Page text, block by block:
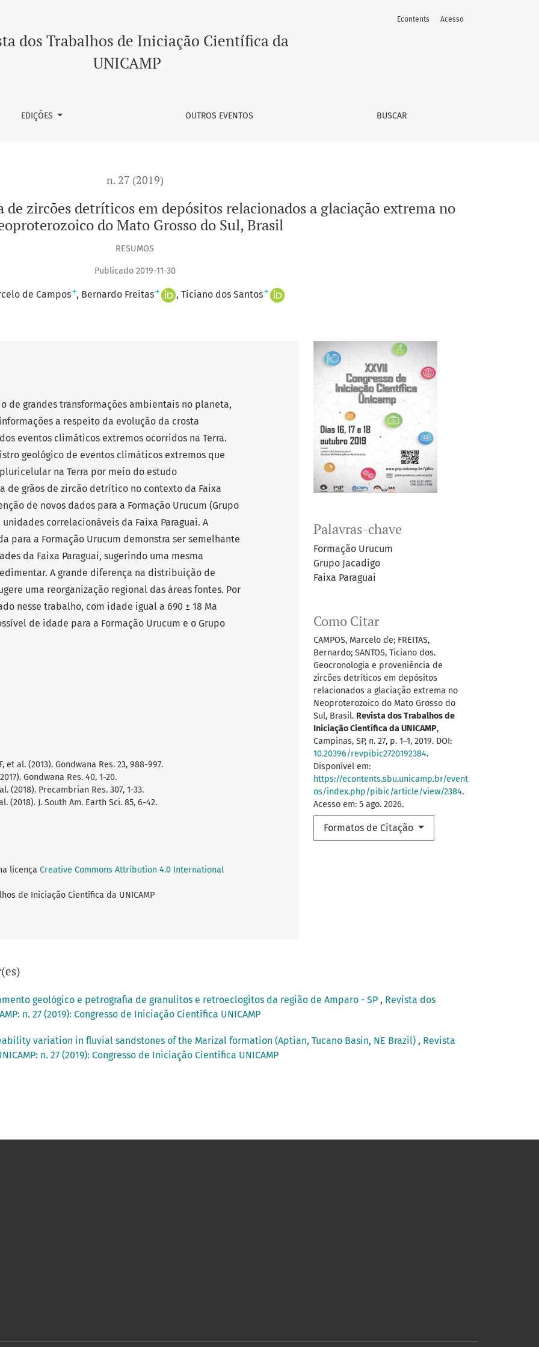
em depósitos relacionados a glaciação extrema no Neoproterozoico do Mato Grosso do Sul, Brasil
dos Trabalhos de Iniciação Científica da
UNICAMP
EDIÇÕES OUTROS EVENTOS BUSCAR
Econtents Acesso
n. 27 (2019)
zircões detríticos em depósitos relacionados a glaciação extrema no
do Mato Grosso do Sul, Brasil
RESUMOS
Publicado 2019-11-30
de Campos+ Bernardo Freitas+ Ticiano dos Santos+
Palavras-chave
Formação Urucum
Grupo Jacadigo
Faixa Paraguai
Como Citar
CAMPOS, Marcelo de; FREITAS,
Bernardo; SANTOS, Ticiano dos.
Geocronologia e proveniência de
zircões detríticos em depósitos
relacionados a glaciação extrema no
Neoproterozoico do Mato Grosso do
Sul, Brasil. Revista dos Trabalhos de
Iniciação Científica da UNICAMP,
Campinas, SP, n. 27, p. 1–1, 2019. DOI:
10.20396/revpibic2720192384.
Disponível em:
https://econtents.sbu.unicamp.br/event
os/index.php/pibic/article/view/2384.
Acesso em: 5 ago. 2026.
Formatos de Citação
de grandes transformações ambientais no planeta,
a respeito da evolução da crosta
eventos climáticos extremos ocorridos na Terra.
geológico de eventos climáticos extremos que
na Terra por meio do estudo
de grãos de zircão detrítico no contexto da Faixa
de novos dados para a Formação Urucum (Grupo
correlacionáveis da Faixa Paraguai. A
para a Formação Urucum demonstra ser semelhante
da Faixa Paraguai, sugerindo uma mesma
A grande diferença na distribuição de
uma reorganização regional das áreas fontes. Por
nesse trabalho, com idade igual a 690 ± 18 Ma
de idade para a Formação Urucum e o Grupo
et al. (2013). Gondwana Res. 23, 988-997.
Gondwana Res. 40, 1-20.
(2018). Precambrian Res. 307, 1-33.
(2018). J. South Am. Earth Sci. 85, 6-42.
licença Creative Commons Attribution 4.0 International
de Iniciação Científica da UNICAMP
geológico e petrografia de granulitos e retroeclogitos da região de Amparo - SP , Revista dos
n. 27 (2019): Congresso de Iniciação Científica UNICAMP
variation in fluvial sandstones of the Marizal formation (Aptian, Tucano Basin, NE Brazil) , Revista
n. 27 (2019): Congresso de Iniciação Científica UNICAMP